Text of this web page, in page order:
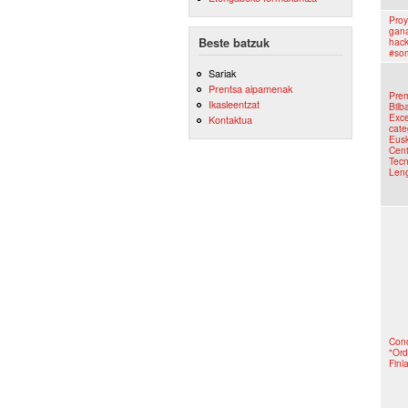
Beste batzuk
Sariak
Prentsa aipamenak
Ikasleentzat
Kontaktua